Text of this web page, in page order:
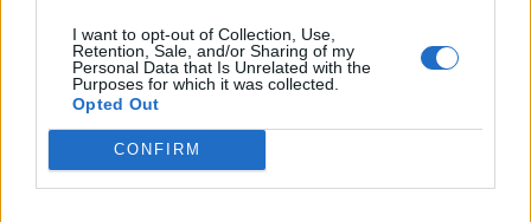
I want to opt-out of Collection, Use,
Retention, Sale, and/or Sharing of my
Personal Data that Is Unrelated with the
Purposes for which it was collected.
Opted Out
CONFIRM
Amazing Race Suomi: Näin tv-katsojat reagoivat
Mettin ja Hannan voittoon